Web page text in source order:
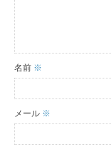
名前 ※
メール ※